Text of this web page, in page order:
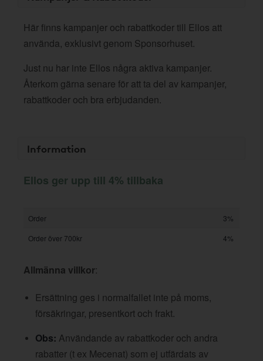
Här finns kampanjer och rabattkoder till Ellos att
använda, exklusivt genom Sponsorhuset.
Just nu har inte Ellos några aktiva kampanjer.
Återkom gärna senare för att ta del av kampanjer,
rabattkoder och bra erbjudanden.
Information
Ellos ger upp till 4% tillbaka
Order
3%
Order över 700kr
4%
Allmänna villkor:
Ersättning ges i normalfallet inte på moms,
försäkringar, presentkort och frakt.
Obs: Användande av rabattkoder och andra
rabatter (t ex Mecenat) som ej utfärdats av